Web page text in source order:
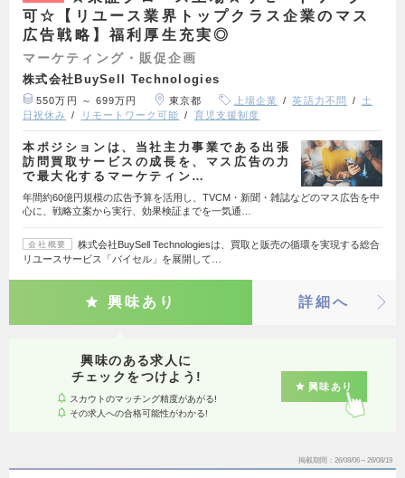
可☆【リユース業界トップクラス企業のマス
広告戦略】福利厚生充実◎
マーケティング・販促企画
株式会社BuySell Technologies
550万円 ～ 699万円 東京都 上場企業 英語力不問
土
日祝休み
リモートワーク可能 育児支援制度
本ポジションは、当社主力事業である出張
訪問買取サービスの成長を、マス広告の力
で最大化するマーケティン…
年間約60億円規模の広告予算を活用し、TVCM・新聞・雑誌などのマス広告を中
心に、戦略立案から実行、効果検証までを一気通…
会社概要
株式会社BuySell Technologiesは、買取と販売の循環を実現する総合
リユースサービス「バイセル」を展開して…
興味あり 詳細へ
興味のある求人に
チェックをつけよう!
スカウトのマッチング精度があがる!
その求人への合格可能性がわかる!
興味あり
掲載期間 26/08/06～26/08/19